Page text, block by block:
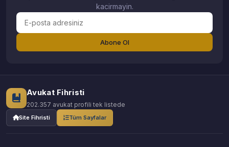
kacirmayin.
Abone Ol
Avukat Fihristi
202.357 avukat profili tek listede
Site Fihristi Tüm Sayfalar